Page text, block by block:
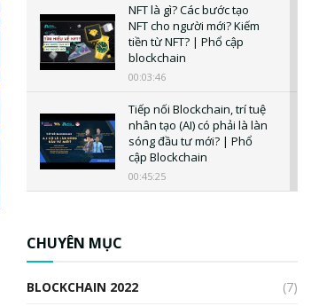
NFT là gì? Các bước tạo
NFT cho người mới? Kiếm
tiền từ NFT? | Phổ cập
blockchain
00:03:46
Tiếp nối Blockchain, trí tuệ
nhân tạo (AI) có phải là làn
sóng đầu tư mới? | Phổ
cập Blockchain
00:45:25
CHUYÊN MỤC
BLOCKCHAIN 2022 (7)